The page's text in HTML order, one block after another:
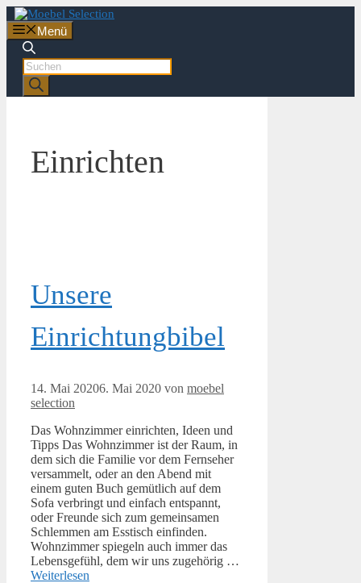
Zum
Inhalt
springen
Menü
Products
search
Einrichten
Unsere
Einrichtungbibel
14. Mai 20206. Mai 2020 von moebel
selection
Das Wohnzimmer einrichten, Ideen und
Tipps Das Wohnzimmer ist der Raum, in
dem sich die Familie vor dem Fernseher
versammelt, oder an den Abend mit
einem guten Buch gemütlich auf dem
Sofa verbringt und einfach entspannt,
oder Freunde sich zum gemeinsamen
Schlemmen am Esstisch einfinden.
Wohnzimmer spiegeln auch immer das
Lebensgefühl, dem wir uns zugehörig …
Weiterlesen